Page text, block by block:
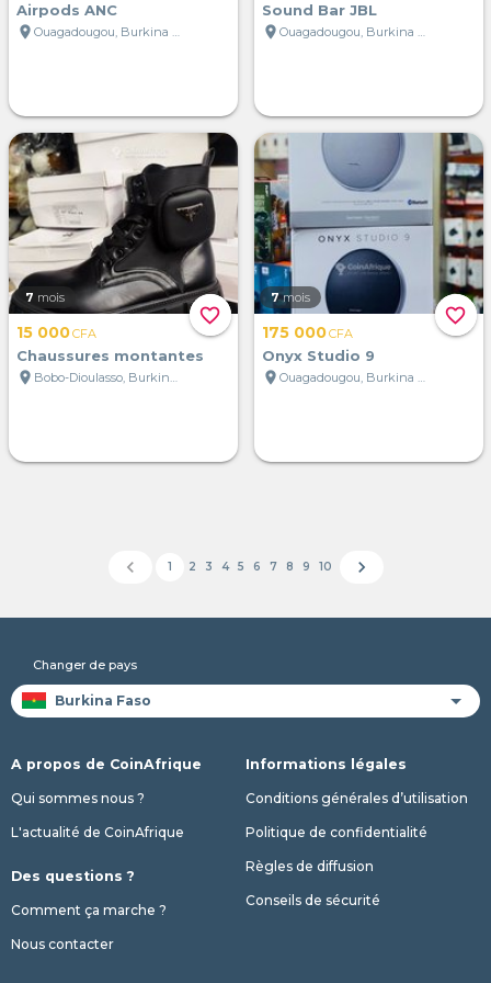
Airpods ANC
location_on
Ouagadougou, Burkina Faso
Sound Bar JBL
location_on
Ouagadougou, Burkina Faso
favorite_border
7 mois
15 000CFA
Chaussures montantes
location_on
Bobo-Dioulasso, Burkina Faso
favorite_border
7 mois
175 000CFA
Onyx Studio 9
location_on
Ouagadougou, Burkina Faso
chevron_left 1 2 3 4 5 6 7 8 9 10 chevron_right
Changer de pays
A propos de CoinAfrique
Qui sommes nous ?
L'actualité de CoinAfrique
Des questions ?
Comment ça marche ?
Nous contacter
Informations légales
Conditions générales d’utilisation
Politique de confidentialité
Règles de diffusion
Conseils de sécurité